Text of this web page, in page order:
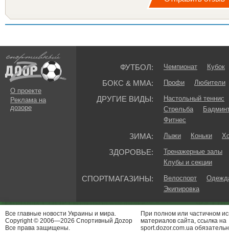
О проекте
Реклама на
дозоре
ФУТБОЛ: Чемпионат Кубок
БОКС & ММА: Профи Любители
ДРУГИЕ ВИДЫ:
Настольный теннис
Стрельба
Фитнес
ЗИМА: Лыжи Коньки
ЗДОРОВЬЕ:
Тренажерные залы
Клубы и секции
СПОРТМАГАЗИНЫ: Велоспорт
Экипировка
Все главные новости Украины и мира.
Copyright © 2006—2026 Спортивный Доzор
Все права защищены.
При полном или частичном
материалов сайта, ссылка на
sport.dozor.com.ua